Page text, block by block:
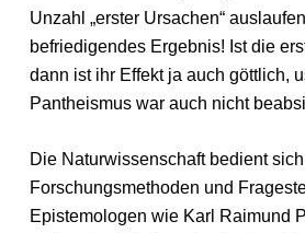
Unzahl „erster Ursachen“
befriedigendes Ergebnis! Ist die
dann ist ihr Effekt ja auch göttlich,
Pantheismus war auch nicht
Die Naturwissenschaft bedient
Forschungsmethoden und
Epistemologen wie Karl Raimund